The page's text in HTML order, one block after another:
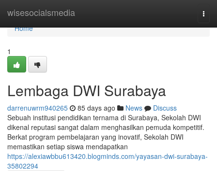
wisesocialsmedia
Home
Home
1
Lembaga DWI Surabaya
darrenuwrm940265 85 days ago News
Discuss
Sebuah institusi pendidikan ternama di Surabaya, Sekolah DWI
dikenal reputasi sangat dalam menghasilkan pemuda kompetitif.
Berkat program pembelajaran yang inovatif, Sekolah DWI
memastikan setiap siswa mendapatkan
https://alexiawbbu613420.blogminds.com/yayasan-dwi-surabaya-
35802294